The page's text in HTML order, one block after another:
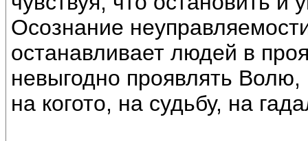
Осознание
останавливает людей в
невыгодно проявлять Волю,
на когото, на судьбу, на